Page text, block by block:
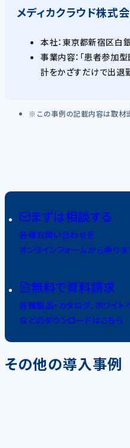
メディカクラウド株式
本社：東京都新宿区白
事業内容：「患者参加型
計をかざすだけで出退
この事例の記載内容は取材
まずは相談する
各種お問い合わせを
オンラインフォームから承りま
無料で資料請求
各種製品・カタログ、ホワイ
などのダウンロードはこちら
その他の導入事例